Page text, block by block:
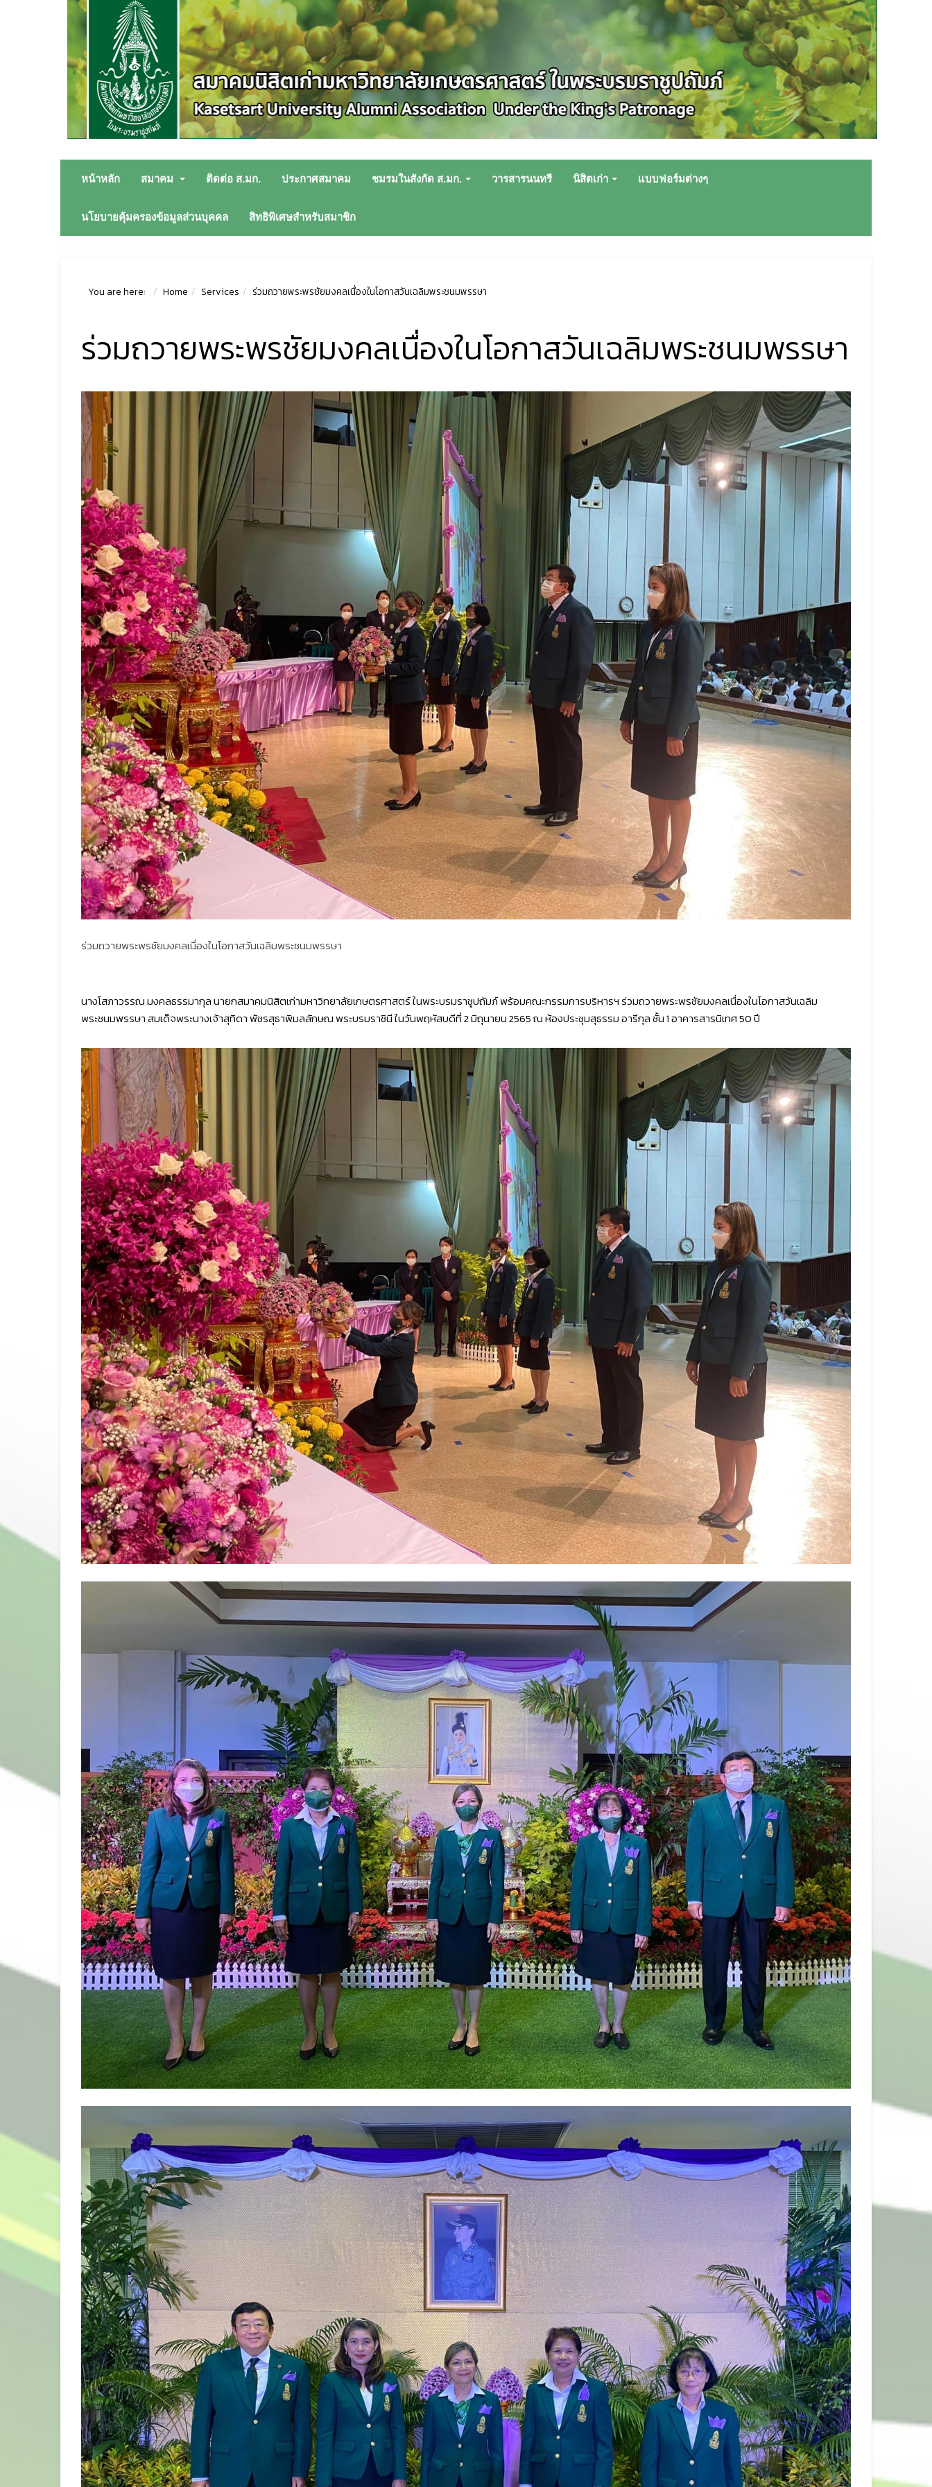
หน้าหลัก สมาคม ติดต่อ ส.มก. ประกาศสมาคม ชมรมในสังกัด ส.มก. วารสารนนทรี นิสิตเก่า แบบฟอร์มต่างๆ
นโยบายคุ้มครองข้อมูลส่วนบุคคล สิทธิพิเศษสำหรับสมาชิก
You are here: Home Services ร่วมถวายพระพรชัยมงคลเนื่องในโอกาสวันเฉลิมพระชนมพรรษา
ร่วมถวายพระพรชัยมงคลเนื่องในโอกาสวันเฉลิมพระชนมพรรษา
ร่วมถวายพระพรชัยมงคลเนื่องในโอกาสวันเฉลิมพระชนมพรรษา
นางโสภาวรรณ มงคลธรรมากุล นายกสมาคมนิสิตเก่ามหาวิทยาลัยเกษตรศาสตร์ ในพระบรมราชูปถัมภ์ พร้อมคณะกรรมการบริหารฯ ร่วมถวายพระพรชัยมงคลเนื่องในโอกาสวันเฉลิม
พระชนมพรรษา สมเด็จพระนางเจ้าสุทิดา พัชรสุธาพิมลลักษณ พระบรมราชินี ในวันพฤหัสบดีที่ 2 มิถุนายน 2565 ณ ห้องประชุมสุธรรม อารีกุล ชั้น 1 อาคารสารนิเทศ 50 ปี